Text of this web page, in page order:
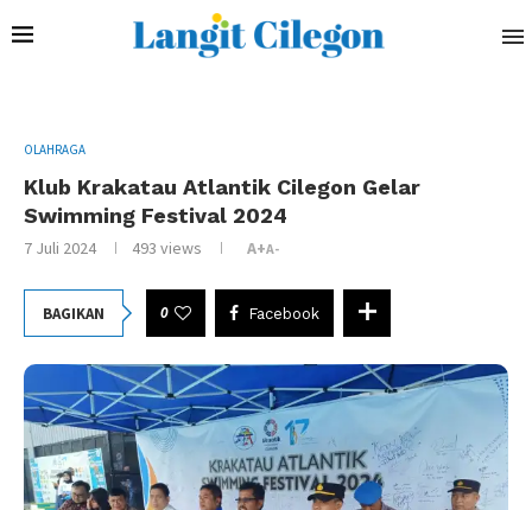
OLAHRAGA
Klub Krakatau Atlantik Cilegon Gelar
Swimming Festival 2024
7 Juli 2024 493 views A+A-
BAGIKAN 0 Facebook